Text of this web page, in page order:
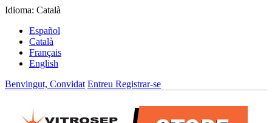
Idioma: Català
Español
Català
Français
English
Benvingut, Convidat Entreu Registrar-se